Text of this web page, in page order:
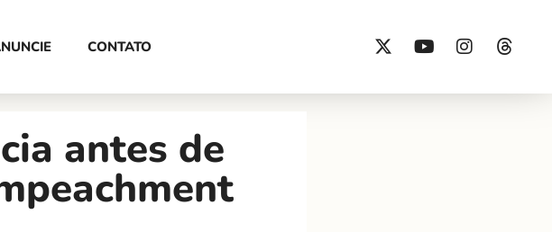
CONTATO
antes de